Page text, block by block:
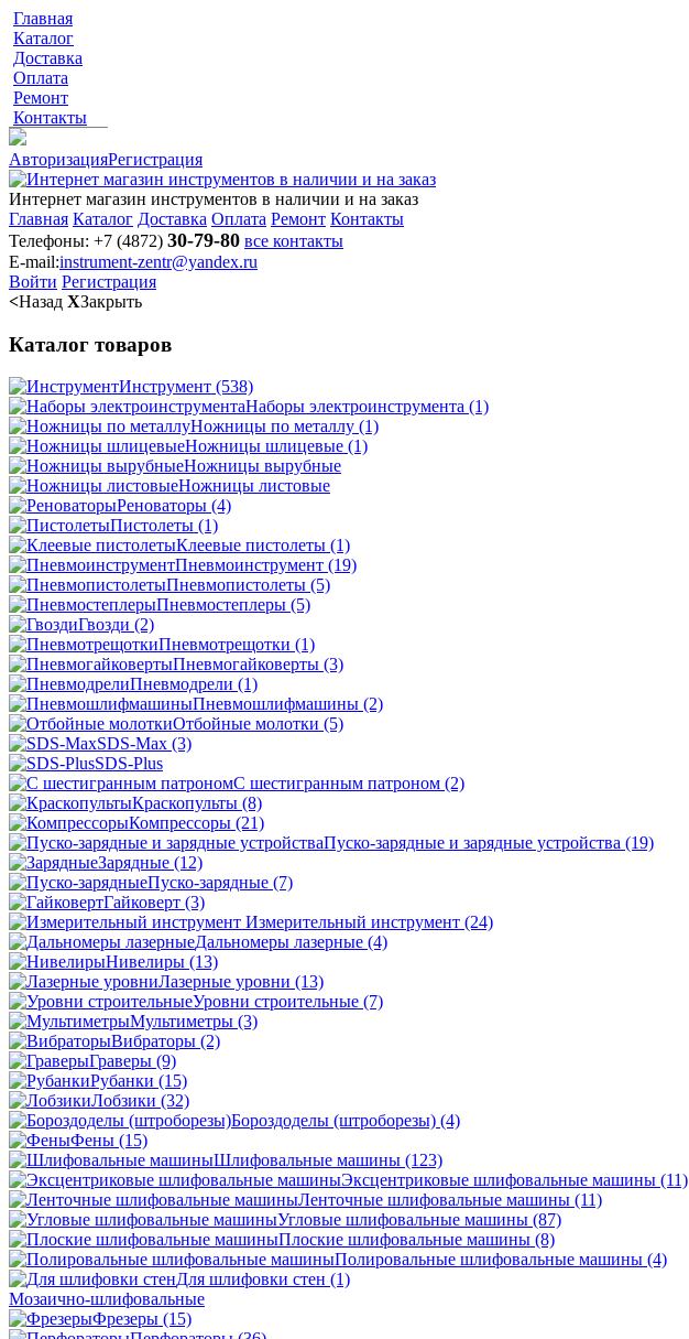
Главная
Каталог
Доставка
Оплата
Ремонт
Контакты
АвторизацияРегистрация
Интернет магазин инструментов в наличии и на заказ
Главная Каталог Доставка Оплата Ремонт Контакты
Телефоны: +7 (4872) 30-79-80 все контакты
E-mail:instrument-zentr@yandex.ru
Войти Регистрация
<Назад XЗакрыть
Каталог товаров
Инструмент (538)
Наборы электроинструмента (1)
Ножницы по металлу (1)
Ножницы шлицевые (1)
Ножницы вырубные
Ножницы листовые
Реноваторы (4)
Пистолеты (1)
Клеевые пистолеты (1)
Пневмоинструмент (19)
Пневмопистолеты (5)
Пневмостеплеры (5)
Гвозди (2)
Пневмотрещотки (1)
Пневмогайковерты (3)
Пневмодрели (1)
Пневмошлифмашины (2)
Отбойные молотки (5)
SDS-Max (3)
SDS-Plus
C шестигранным патроном (2)
Краскопульты (8)
Компрессоры (21)
Пуско-зарядные и зарядные устройства (19)
Зарядные (12)
Пуско-зарядные (7)
Гайковерт (3)
Измерительный инструмент (24)
Дальномеры лазерные (4)
Нивелиры (13)
Лазерные уровни (13)
Уровни строительные (7)
Мультиметры (3)
Вибраторы (2)
Граверы (9)
Рубанки (15)
Лобзики (32)
Бороздоделы (штроборезы) (4)
Фены (15)
Шлифовальные машины (123)
Эксцентриковые шлифовальные машины (11)
Ленточные шлифовальные машины (11)
Угловые шлифовальные машины (87)
Плоские шлифовальные машины (8)
Полировальные шлифовальные машины (4)
Для шлифовки стен (1)
Мозаично-шлифовальные
Фрезеры (15)